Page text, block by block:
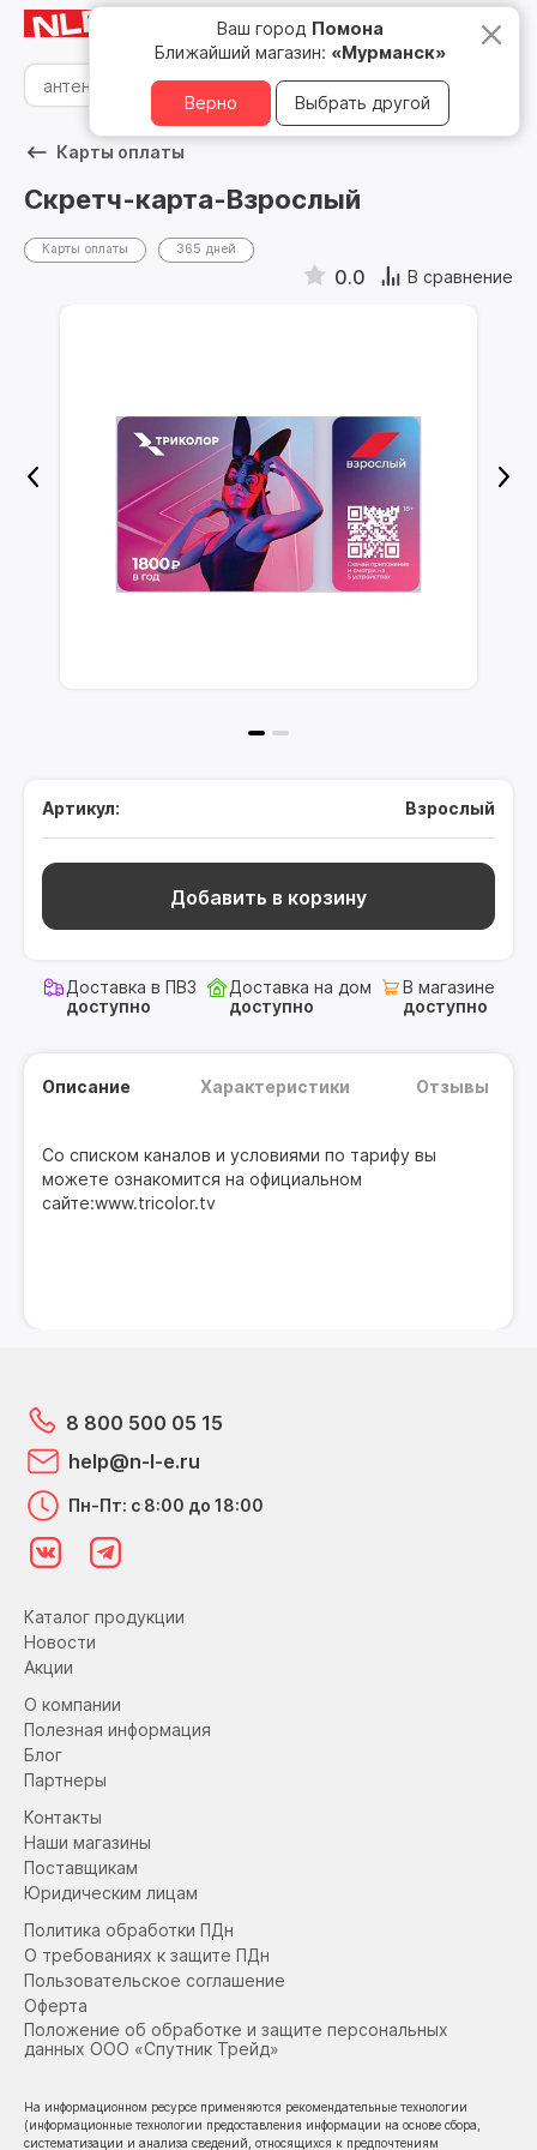
Мурманск
Ваш город Помона
Ближайший магазин: «Мурманск»
Верно Выбрать другой
8 800 500 05 15
Карты оплаты
Скретч-карта-Взрослый
Карты оплаты 365 дней
0.0 В сравнение
Артикул: Взрослый
Добавить в корзину
Доставка в ПВЗ
доступно
Доставка на дом
доступно
В магазине
доступно
Описание
Со списком каналов и условиями по тарифу вы
можете ознакомится на официальном
сайте:www.tricolor.tv
Характеристики Отзывы
Каталог продукции
Новости
Акции
О компании
Полезная информация
Блог
Партнеры
Контакты
Наши магазины
Поставщикам
Юридическим лицам
Политика обработки ПДн
О требованиях к защите ПДн
Пользовательское соглашение
Оферта
Положение об обработке и защите персональных
данных ООО «Спутник Трейд»
8 800 500 05 15
help@n-l-e.ru
Пн-Пт: с 8:00 до 18:00
На информационном ресурсе применяются рекомендательные технологии
(информационные технологии предоставления информации на основе сбора,
систематизации и анализа сведений, относящихся к предпочтениям